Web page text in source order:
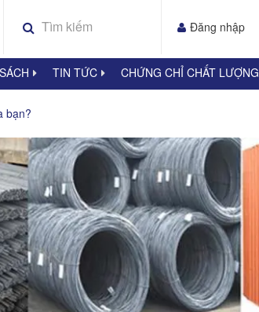
Đăng nhập
TIN TỨC CHỨNG CHỈ CHẤT LƯỢNG
bạn?